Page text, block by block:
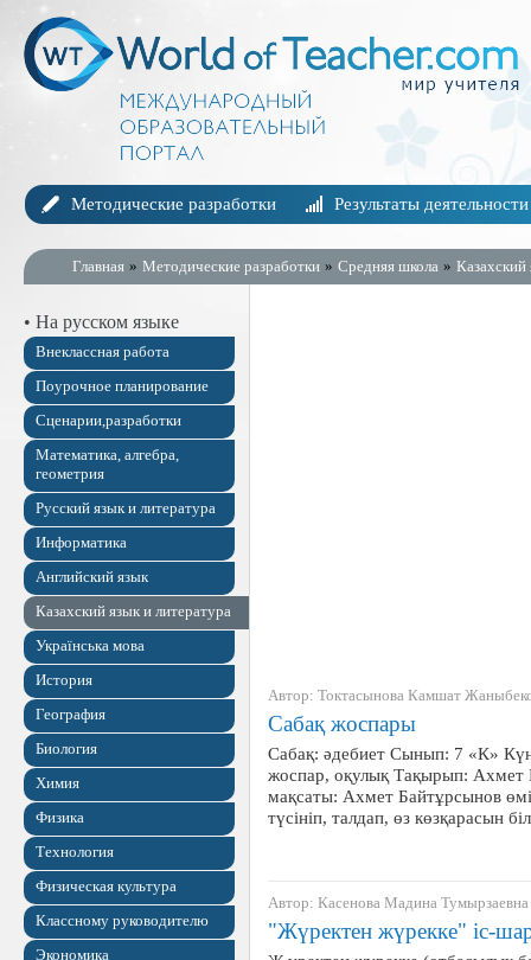
Методические разработки Результаты деятельности
Главная » Методические разработки » Средняя школа » Казахский
• На русском языке
Внеклассная работа
Поурочное планирование
Сценарии,разработки
Математика, алгебра,
геометрия
Русский язык и литература
Информатика
Английский язык
Казахский язык и литература
Українська мова
История
География
Биология
Химия
Физика
Технология
Физическая культура
Классному руководителю
Экономика
Автор: Токтасынова Камшат
Сабақ жоспары
Сабақ: әдебиет Сынып: 7 «К»
жоспар, оқулық Тақырып:
мақсаты: Ахмет Байтұрсынов
түсініп, талдап, өз көзқарасын
Автор: Касенова Мадина Тумырзаевна
"Жүректен жүрекке" іс-